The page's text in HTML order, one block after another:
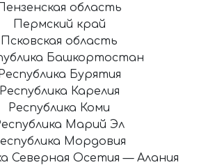
область
Пермский край
Псковская область
Башкортостан
Республика Бурятия
Республика Карелия
Республика Коми
Марий Эл
Мордовия
Северная Осетия — Алания